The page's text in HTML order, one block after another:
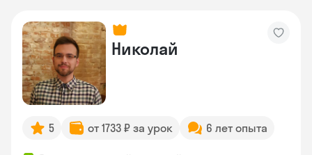
Николай
5 от 1733 ₽ за урок 6 лет опыта